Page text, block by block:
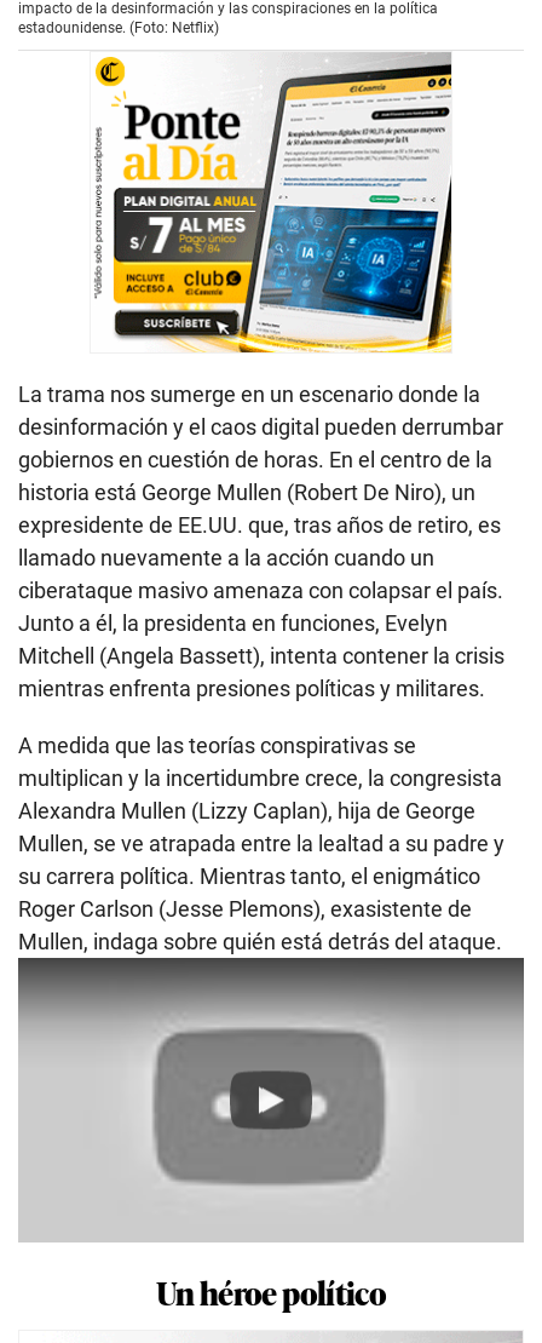
impacto de la desinformación y las conspiraciones en la política
estadounidense. (Foto: Netflix)
La trama nos sumerge en un escenario donde la
desinformación y el caos digital pueden derrumbar
gobiernos en cuestión de horas. En el centro de la
historia está George Mullen (Robert De Niro), un
expresidente de EE.UU. que, tras años de retiro, es
llamado nuevamente a la acción cuando un
ciberataque masivo amenaza con colapsar el país.
Junto a él, la presidenta en funciones, Evelyn
Mitchell (Angela Bassett), intenta contener la crisis
mientras enfrenta presiones políticas y militares.
A medida que las teorías conspirativas se
multiplican y la incertidumbre crece, la congresista
Alexandra Mullen (Lizzy Caplan), hija de George
Mullen, se ve atrapada entre la lealtad a su padre y
su carrera política. Mientras tanto, el enigmático
Roger Carlson (Jesse Plemons), exasistente de
Mullen, indaga sobre quién está detrás del ataque.
Play
Un héroe político